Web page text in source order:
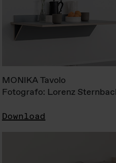
MONIKA Tavolo
Fotografo: Lorenz
Download